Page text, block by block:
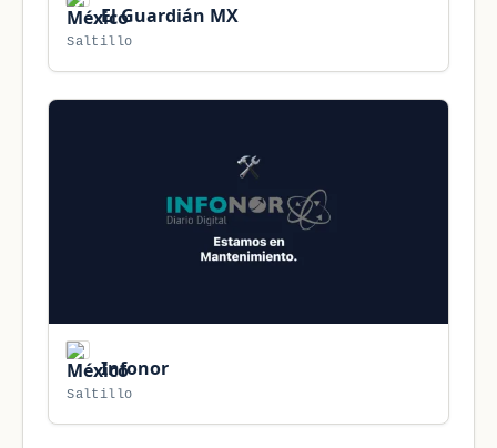
El Guardián MX
Saltillo
Infonor
Saltillo